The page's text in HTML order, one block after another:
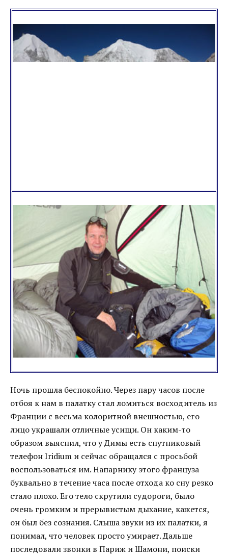
Ночь прошла беспокойно. Через пару часов после
отбоя к нам в палатку стал ломиться восходитель из
Франции с весьма колоритной внешностью, его
лицо украшали отличные усищи. Он каким-то
образом выяснил, что у Димы есть спутниковый
телефон Iridium и сейчас обращался с просьбой
воспользоваться им. Напарнику этого француза
буквально в течение часа после отхода ко сну резко
стало плохо. Его тело скрутили судороги, было
очень громким и прерывистым дыхание, кажется,
он был без сознания. Слыша звуки из их палатки, я
понимал, что человек просто умирает. Дальше
последовали звонки в Париж и Шамони, поиски